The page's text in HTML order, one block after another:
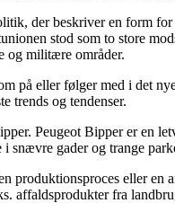
der beskriver en form
stod som to store
og militære områder.
på eller følger med i det
trends og tendenser.
Peugeot Bipper er
snævre gader og trange
produktionsproces eller
fra